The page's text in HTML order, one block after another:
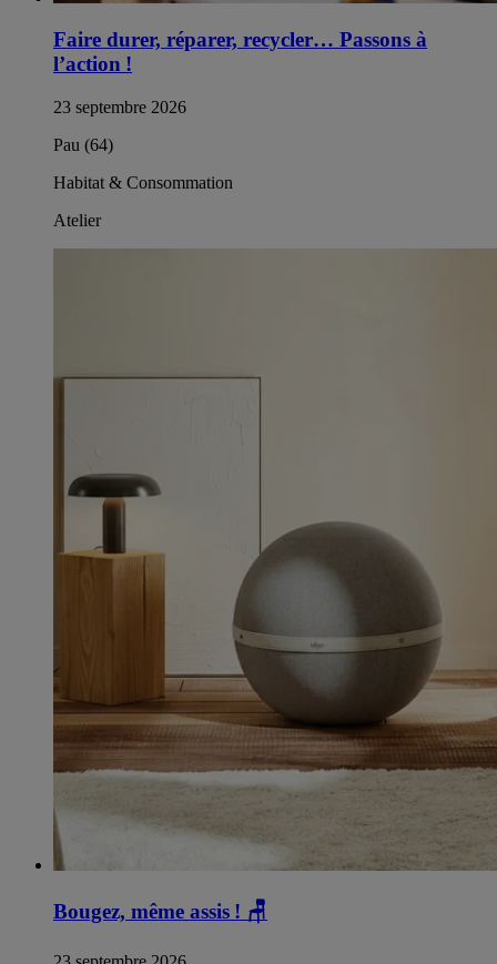
Faire durer, réparer, recycler… Passons à
l’action !
23 septembre 2026
Pau (64)
Habitat & Consommation
Atelier
Bougez, même assis ! 🪑